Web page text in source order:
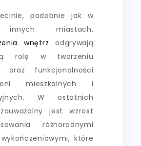
podobnie jak w
miastach,
wnętrz odgrywają
rolę w tworzeniu
oraz funkcjonalności
mieszkalnych i
W ostatnich
jest wzrost
różnorodnymi
które